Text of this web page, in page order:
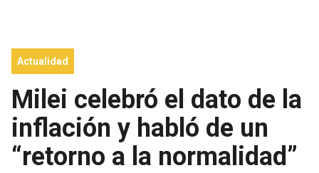
Actualidad
Milei celebró el dato de la
inflación y habló de un
“retorno a la normalidad”